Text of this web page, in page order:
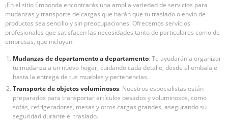
¡En el sitio Emponda encontrarás una amplia variedad de servicios para
mudanzas y transporte de cargas que harán que tu traslado o envío de
productos sea sencillo y sin preocupaciones! Ofrecemos servicios
profesionales que satisfacen las necesidades tanto de particulares como de
empresas, que incluyen:
Mudanzas de departamento a departamento: Te ayudarán a organizar
tu mudanza a un nuevo hogar, cuidando cada detalle, desde el embalaje
hasta la entrega de tus muebles y pertenencias.
Transporte de objetos voluminosos: Nuestros especialistas están
preparados para transportar artículos pesados y voluminosos, como
sofás, refrigeradores, mesas y otros cargas grandes, asegurando su
seguridad durante el traslado.